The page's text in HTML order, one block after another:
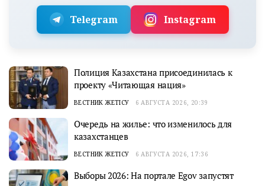
Telegram Instagram
Полиция Казахстана присоединилась к
проекту «Читающая нация»
ВЕСТНИК ЖЕТІСУ 6 АВГУСТА 2026, 20:39
Очередь на жилье: что изменилось для
казахстанцев
ВЕСТНИК ЖЕТІСУ 6 АВГУСТА 2026, 17:36
Выборы 2026: На портале Egov запустят